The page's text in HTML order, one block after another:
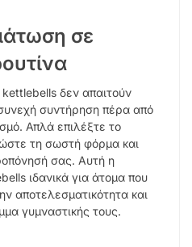
σε
δεν απαιτούν
συντήρηση πέρα από
Απλά επιλέξτε το
τη σωστή φόρμα και
σας. Αυτή η
ιδανικά για άτομα που
αποτελεσματικότητα και
γυμναστικής τους.